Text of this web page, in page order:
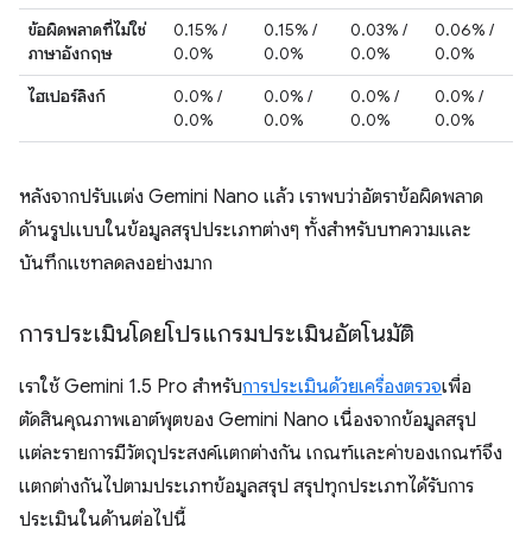
ข้อผิดพลาดที่ไม่ใช่
ภาษาอังกฤษ
0.15% /
0.0%
0.15% /
0.0%
0.03% /
0.0%
0.06% /
0.0%
ไฮเปอร์ลิงก์
0.0% /
0.0%
0.0% /
0.0%
0.0% /
0.0%
0.0% /
0.0%
หลังจากปรับแต่ง Gemini Nano แล้ว เราพบว่าอัตราข้อผิดพลาด
ด้านรูปแบบในข้อมูลสรุปประเภทต่างๆ ทั้งสำหรับบทความและ
บันทึกแชทลดลงอย่างมาก
การประเมินโดยโปรแกรมประเมินอัตโนมัติ
เราใช้ Gemini 1.5 Pro สำหรับการประเมินด้วยเครื่องตรวจเพื่อ
ตัดสินคุณภาพเอาต์พุตของ Gemini Nano เนื่องจากข้อมูลสรุป
แต่ละรายการมีวัตถุประสงค์แตกต่างกัน เกณฑ์และค่าของเกณฑ์จึง
แตกต่างกันไปตามประเภทข้อมูลสรุป สรุปทุกประเภทได้รับการ
ประเมินในด้านต่อไปนี้